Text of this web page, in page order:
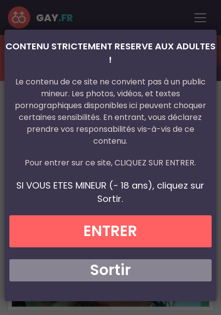
CONTENU STRICTEMENT RESERVE AUX ADULTES
!
Le contenu de ce site ne convient pas à un public
mineur. Les photos, vidéos, et textes
pornographiques disponibles ici peuvent choquer
certaines sensibilités. En entrant, vous déclarez
prendre vos responsabilités vis-à-vis de ce
contenu.
Pour entrer sur ce site, CLIQUEZ SUR ENTRER.
SI VOUS ETES MINEUR (- 18 ans), cliquez sur
Sortir.
ENTRER
Sortir
GAY.FR
France Provence-Alpes-Côte d'Azur Var Toulon
Expérience gay sur Toulon